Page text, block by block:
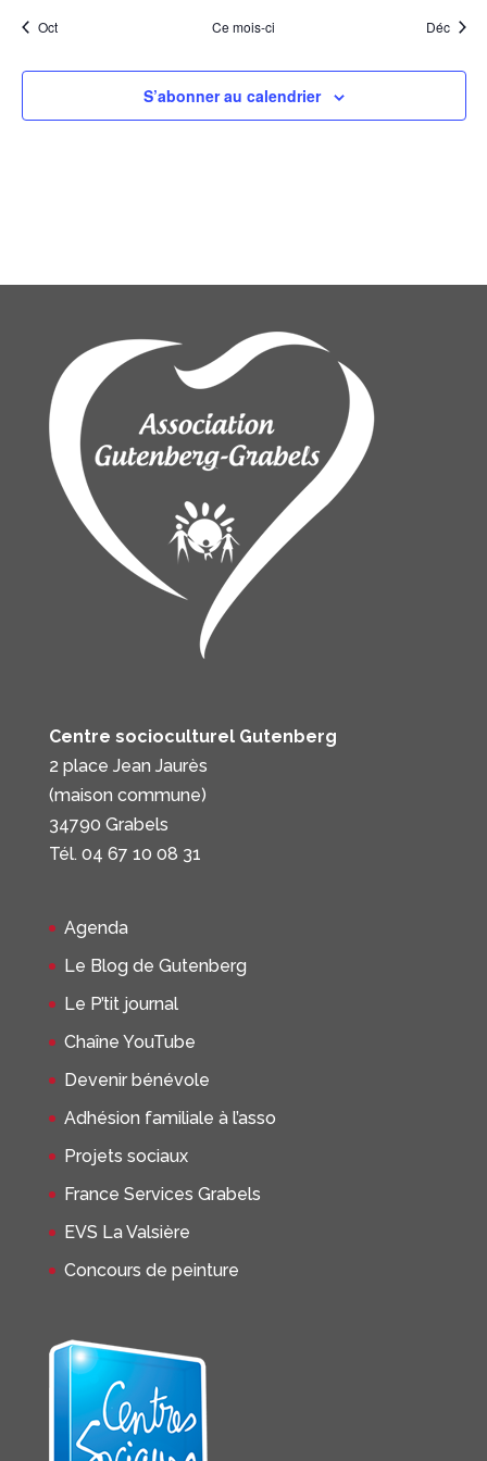
Oct Ce mois-ci Déc
S’abonner au calendrier
Centre socioculturel Gutenberg
2 place Jean Jaurès
(maison commune)
34790 Grabels
Tél. 04 67 10 08 31
Agenda
Le Blog de Gutenberg
Le P’tit journal
Chaîne YouTube
Devenir bénévole
Adhésion familiale à l’asso
Projets sociaux
France Services Grabels
EVS La Valsière
Concours de peinture